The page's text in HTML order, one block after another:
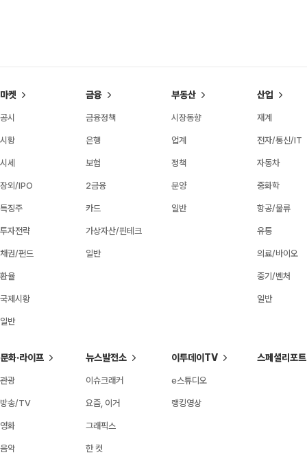
마켓
공시
시황
시세
장외/IPO
특징주
투자전략
채권/펀드
환율
국제시황
일반
금융
금융정책
은행
보험
2금융
카드
가상자산/핀테크
일반
부동산
시장동향
업계
정책
분양
일반
산업
재계
전자/통신/IT
자동차
중화학
항공/물류
유통
의료/바이오
중기/벤처
일반
문화·라이프
관광
방송/TV
영화
음악
뉴스발전소
이슈크래커
요즘, 이거
그래픽스
한 컷
이투데이TV
e스튜디오
랭킹영상
스페셜리포트